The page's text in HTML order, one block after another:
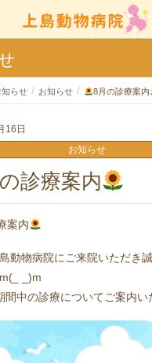
知らせ お知らせ 8月の診療案内
16日
お知らせ
診療案内
案内
動物病院にご来院いただき
_)m
間中の診療についてご案内い